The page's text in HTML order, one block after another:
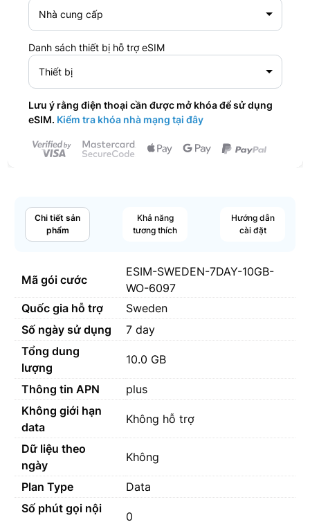
Nhà cung cấp
Danh sách thiết bị hỗ trợ eSIM
Thiết bị
Lưu ý rằng điện thoại cần được mở khóa để sử dụng
eSIM. Kiểm tra khóa nhà mạng tại đây
Chi tiết sản
phẩm
Khả năng
tương thích
Hướng dẫn
cài đặt
Mã gói cước
ESIM-SWEDEN-7DAY-10GB-
WO-6097
Quốc gia hỗ trợ
Sweden
Số ngày sử dụng
7 day
Tổng dung
lượng
10.0 GB
Thông tin APN
plus
Không giới hạn
data
Không hỗ trợ
Dữ liệu theo
ngày
Không
Plan Type
Data
Số phút gọi nội
0